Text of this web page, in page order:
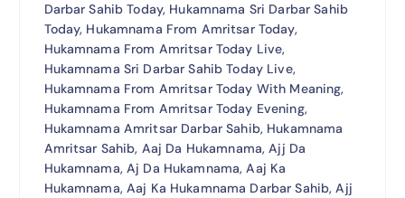
Darbar Sahib Today, Hukamnama Sri Darbar Sahib
Today, Hukamnama From Amritsar Today,
Hukamnama From Amritsar Today Live,
Hukamnama Sri Darbar Sahib Today Live,
Hukamnama From Amritsar Today With Meaning,
Hukamnama From Amritsar Today Evening,
Hukamnama Amritsar Darbar Sahib, Hukamnama
Amritsar Sahib, Aaj Da Hukamnama, Ajj Da
Hukamnama, Aj Da Hukamnama, Aaj Ka
Hukamnama, Aaj Ka Hukamnama Darbar Sahib, Ajj